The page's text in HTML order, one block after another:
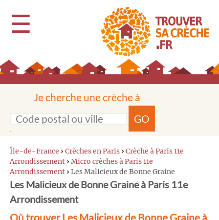
☰
Je cherche une crèche à
GO
Île-de-France › Crèches en Paris › Crèche à Paris 11e
Arrondissement › Micro crèches à Paris 11e
Arrondissement › Les Malicieux de Bonne Graine
Les Malicieux de Bonne Graine à Paris 11e
Arrondissement
Où trouver Les Malicieux de Bonne Graine à